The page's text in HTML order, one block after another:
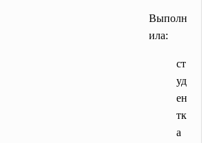
Выполн
ила:
ст
уд
ен
тк
а